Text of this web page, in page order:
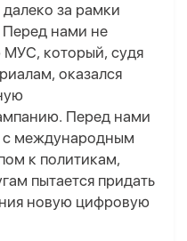
за рамки
Перед нами не
который, судя
оказался
Перед нами
с международным
к политикам,
пытается придать
новую цифровую